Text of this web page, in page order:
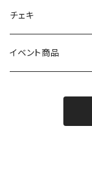
ノンアルコール
アルコール
チェキ
イベント商品